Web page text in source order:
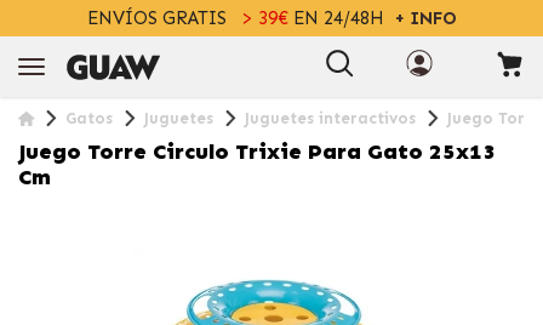
ENVÍOS GRATIS > 39€EN 24/48H + INFO
Gatos Juguetes Juguetes interactivos Juego
Juego Torre Circulo Trixie Para Gato 25x13
Cm